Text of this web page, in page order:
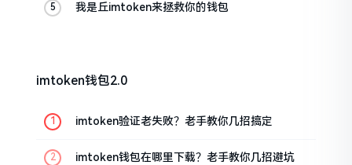
我是丘imtoken来拯救你的钱包
imtoken钱包2.0
imtoken验证老失败？老手教你几招搞定
imtoken钱包在哪里下载？老手教你几招避坑